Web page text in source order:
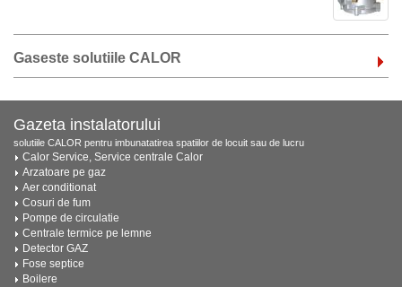
Gaseste solutiile CALOR
Gazeta instalatorului
solutiile CALOR pentru imbunatatirea spatiilor de locuit sau de lucru
Calor Service, Service centrale Calor
Arzatoare pe gaz
Aer conditionat
Cosuri de fum
Pompe de circulatie
Centrale termice pe lemne
Detector GAZ
Fose septice
Boilere